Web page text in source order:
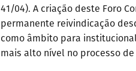
41/04). A criação deste Foro
permanente reivindicação
como âmbito para
mais alto nível no processo